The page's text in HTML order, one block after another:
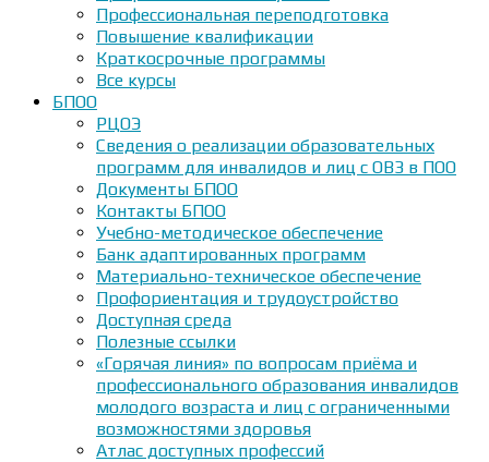
Профессиональная переподготовка
Повышение квалификации
Краткосрочные программы
Все курсы
БПОО
РЦОЭ
Сведения о реализации образовательных
программ для инвалидов и лиц с ОВЗ в ПОО
Документы БПОО
Контакты БПОО
Учебно-методическое обеспечение
Банк адаптированных программ
Материально-техническое обеспечение
Профориентация и трудоустройство
Доступная среда
Полезные ссылки
«Горячая линия» по вопросам приёма и
профессионального образования инвалидов
молодого возраста и лиц с ограниченными
возможностями здоровья
Атлас доступных профессий